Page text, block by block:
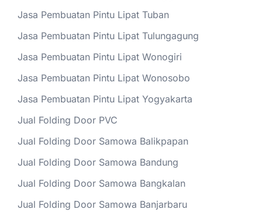
Jasa Pembuatan Pintu Lipat Tuban
Jasa Pembuatan Pintu Lipat Tulungagung
Jasa Pembuatan Pintu Lipat Wonogiri
Jasa Pembuatan Pintu Lipat Wonosobo
Jasa Pembuatan Pintu Lipat Yogyakarta
Jual Folding Door PVC
Jual Folding Door Samowa Balikpapan
Jual Folding Door Samowa Bandung
Jual Folding Door Samowa Bangkalan
Jual Folding Door Samowa Banjarbaru